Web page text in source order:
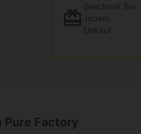
Geschenk Bei
Jedem
Einkauf
Pure Factory